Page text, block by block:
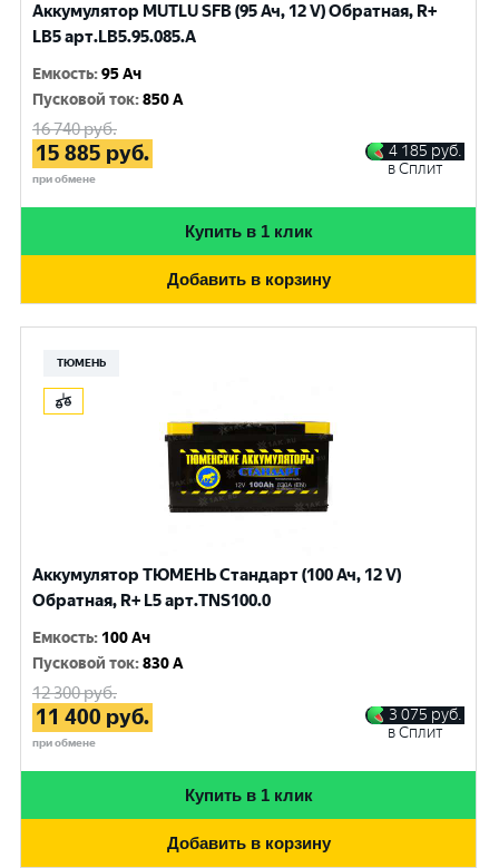
Аккумулятор MUTLU SFB (95 Ач, 12 V) Обратная, R+
LB5 арт.LВ5.95.085.A
Емкость:95 Ач
Пусковой ток:850 A
16 740руб.
15 885 руб.
при обмене
4 185 руб.
в Сплит
Купить в 1 клик
Добавить в корзину
ТЮМЕНЬ
Аккумулятор ТЮМЕНЬ Стандарт (100 Ач, 12 V)
Обратная, R+ L5 арт.TNS100.0
Емкость: 100 Ач
Пусковой ток:830 A
12 300руб.
11 400 руб.
при обмене
3 075 руб.
в Сплит
Купить в 1 клик
Добавить в корзину